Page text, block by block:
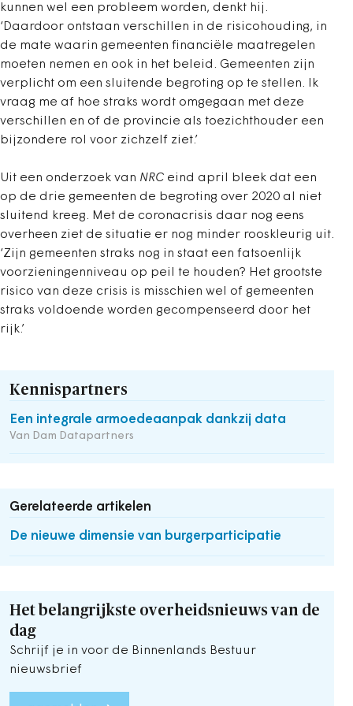
kunnen wel een probleem worden, denkt hij.
‘Daardoor ontstaan verschillen in de risicohouding, in
de mate waarin gemeenten financiële maatregelen
moeten nemen en ook in het beleid. Gemeenten zijn
verplicht om een sluitende begroting op te stellen. Ik
vraag me af hoe straks wordt omgegaan met deze
verschillen en of de provincie als toezichthouder een
bijzondere rol voor zichzelf ziet.’
Uit een onderzoek van NRC eind april bleek dat een
op de drie gemeenten de begroting over 2020 al niet
sluitend kreeg. Met de coronacrisis daar nog eens
overheen ziet de situatie er nog minder rooskleurig uit.
‘Zijn gemeenten straks nog in staat een fatsoenlijk
voorzieningenniveau op peil te houden? Het grootste
risico van deze crisis is misschien wel of gemeenten
straks voldoende worden gecompenseerd door het
rijk.’
Kennispartners
Een integrale armoedeaanpak dankzij data
Van Dam Datapartners
Gerelateerde artikelen
De nieuwe dimensie van burgerparticipatie
Het belangrijkste overheidsnieuws van de
dag
Schrijf je in voor de Binnenlands Bestuur
nieuwsbrief